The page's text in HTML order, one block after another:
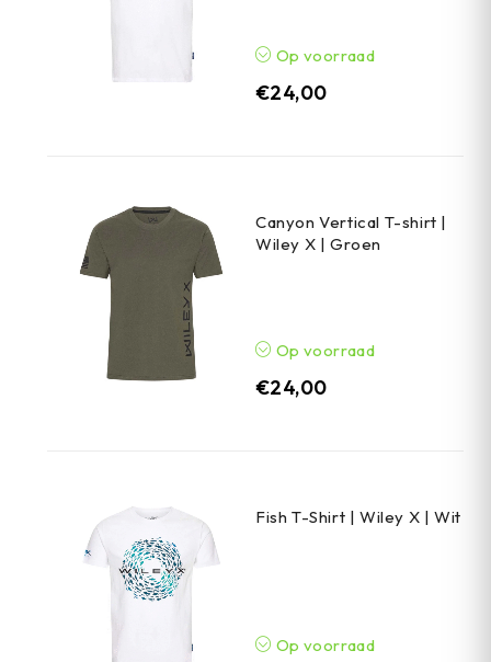
Op voorraad
€24,00
Canyon Vertical T-shirt |
Wiley X | Groen
Op voorraad
€24,00
Fish T-Shirt | Wiley X | Wit
Op voorraad